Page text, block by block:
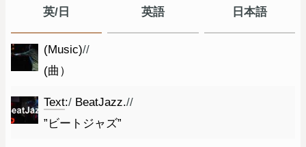
英/日 英語 日本語
(Music)//
(曲）
Text:/ BeatJazz.//
”ビートジャズ”